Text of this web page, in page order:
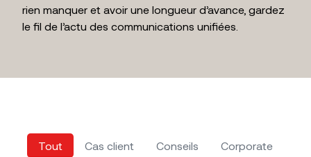
rien manquer et avoir une longueur d’avance, gardez
le fil de l’actu des communications unifiées.
Cas client Conseils
Corporate
Tout